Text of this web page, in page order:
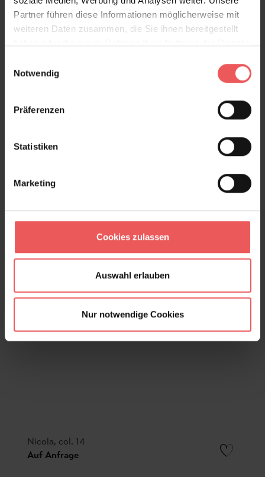
Partner führen diese Informationen möglicherweise mit
weiteren Daten zusammen, die Sie ihnen bereitgestellt
Notwendig
Präferenzen
Statistiken
Marketing
Cookies zulassen
Auswahl erlauben
Nur notwendige Cookies
Auf Anfrage
Nicola, col. 14
Auf Anfrage